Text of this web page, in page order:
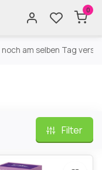
0
am selben Tag
Filter